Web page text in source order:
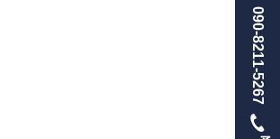
090-8211-5267